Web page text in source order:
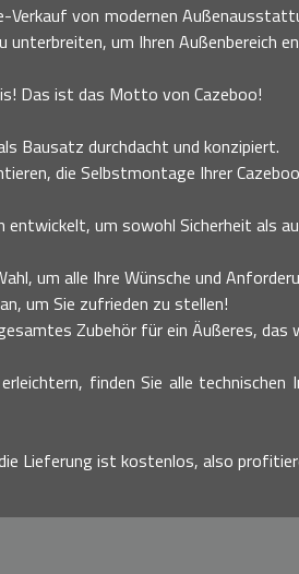
Verkauf von modernen
um Ihren Außenbereich
Das ist das Motto von Cazeboo!
Bausatz durchdacht und konzipiert.
die Selbstmontage Ihrer
entwickelt, um sowohl Sicherheit als
um alle Ihre Wünsche und
um Sie zufrieden zu stellen!
Zubehör für ein Äußeres,
finden Sie alle
Lieferung ist kostenlos, also